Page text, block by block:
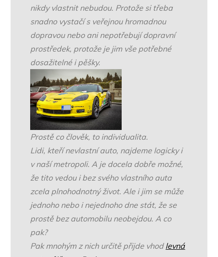
nikdy vlastnit nebudou. Protože si třeba
snadno vystačí s veřejnou hromadnou
dopravou nebo ani nepotřebují dopravní
prostředek, protože je jim vše potřebné
dosažitelné i pěšky.
Prostě co člověk, to individualita.
Lidi, kteří nevlastní auto, najdeme logicky i
v naší metropoli. A je docela dobře možné,
že tito vedou i bez svého vlastního auta
zcela plnohodnotný život. Ale i jim se může
jednoho nebo i nejednoho dne stát, že se
prostě bez automobilu neobejdou. A co
pak?
Pak mnohým z nich určitě přijde vhod levná